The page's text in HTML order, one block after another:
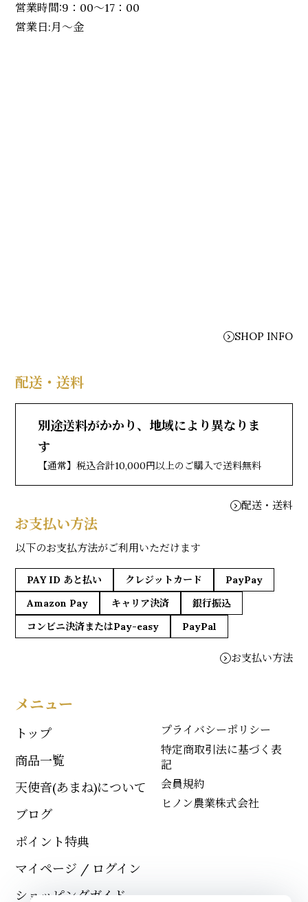
営業時間:9：00～17：00
営業日:月～金
SHOP INFO
配送・送料
別途送料がかかり、地域により異なりま
す
【通常】税込合計10,000円以上のご購入で送料無料
配送・送料
お支払い方法
以下のお支払方法がご利用いただけます
PAY ID あと払い クレジットカード
PayPay
Amazon Pay
キャリア決済
銀行振込
コンビニ決済またはPay-easy
PayPal
お支払い方法
メニュー
トップ
商品一覧
天使音(あまね)について
ブログ
ポイント特典
マイページ / ログイン
ショッピングガイド
プライバシーポリシー
特定商取引法に基づく表
記
会員規約
ヒノン農業株式会社